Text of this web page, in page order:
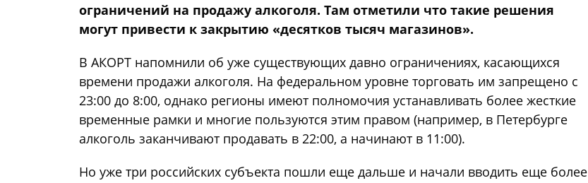
ограничений на продажу алкоголя. Там отметили что такие решения
могут привести к закрытию «десятков тысяч магазинов».
В АКОРТ напомнили об уже существующих давно ограничениях, касающихся
времени продажи алкоголя. На федеральном уровне торговать им запрещено с
23:00 до 8:00, однако регионы имеют полномочия устанавливать более жесткие
временные рамки и многие пользуются этим правом (например, в Петербурге
алкоголь заканчивают продавать в 22:00, а начинают в 11:00).
Но уже три российских субъекта пошли еще дальше и начали вводить еще более